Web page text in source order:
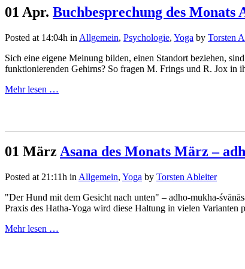
01 Apr. Buchbesprechung des Monats
Posted at 14:04h in Allgemein, Psychologie, Yoga by Torsten
Sich eine eigene Meinung bilden, einen Standort beziehen,
funktionierenden Gehirns? So fragen M. Frings und R. Jox in
Mehr lesen …
01 März Asana des Monats März –
Posted at 21:11h in Allgemein, Yoga by Torsten Ableiter
"Der Hund mit dem Gesicht nach unten" – adho-mukha-
Praxis des Hatha-Yoga wird diese Haltung in vielen Varianten
Mehr lesen …